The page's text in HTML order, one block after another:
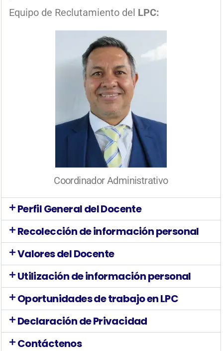
Equipo de Reclutamiento del LPC:
Coordinador Administrativo
Perfil General del Docente
Recolección de información personal
Valores del Docente
Utilización de información personal
Oportunidades de trabajo en LPC
Declaración de Privacidad
Contáctenos